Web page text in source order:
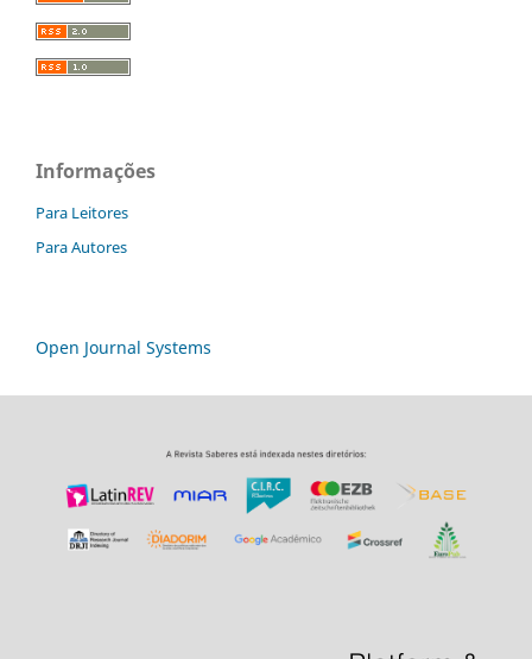
Informações
Para Leitores
Para Autores
Open Journal Systems